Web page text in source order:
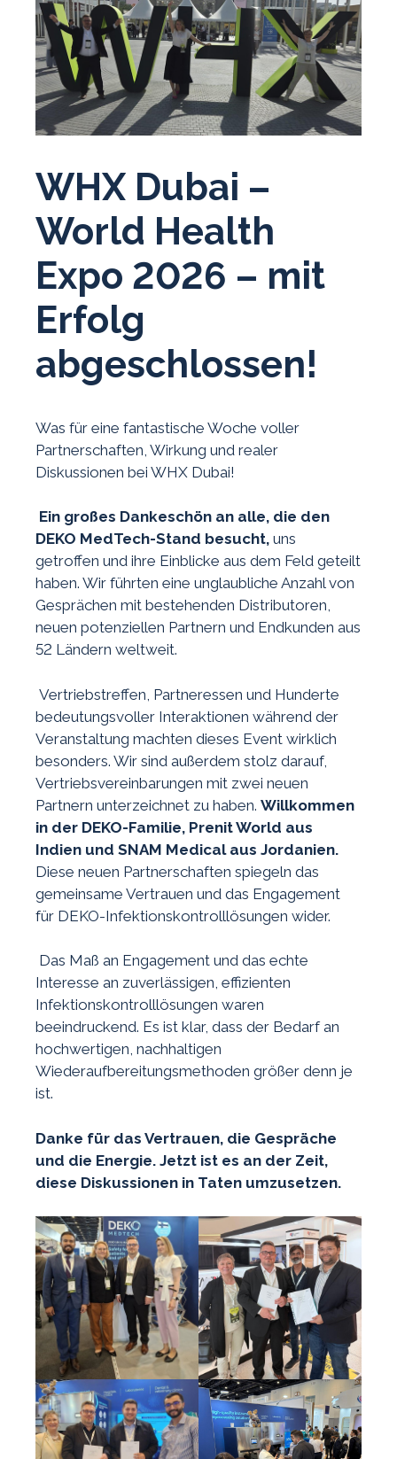
WHX Dubai –
World Health
Expo 2026 – mit
Erfolg
abgeschlossen!
Was für eine fantastische Woche voller
Partnerschaften, Wirkung und realer
Diskussionen bei WHX Dubai!
Ein großes Dankeschön an alle, die den
DEKO MedTech-Stand besucht, uns
getroffen und ihre Einblicke aus dem Feld geteilt
haben. Wir führten eine unglaubliche Anzahl von
Gesprächen mit bestehenden Distributoren,
neuen potenziellen Partnern und Endkunden aus
52 Ländern weltweit.
Vertriebstreffen, Partneressen und Hunderte
bedeutungsvoller Interaktionen während der
Veranstaltung machten dieses Event wirklich
besonders. Wir sind außerdem stolz darauf,
Vertriebsvereinbarungen mit zwei neuen
Partnern unterzeichnet zu haben. Willkommen
in der DEKO-Familie, Prenit World aus
Indien und SNAM Medical aus Jordanien.
Diese neuen Partnerschaften spiegeln das
gemeinsame Vertrauen und das Engagement
für DEKO-Infektionskontrolllösungen wider.
Das Maß an Engagement und das echte
Interesse an zuverlässigen, effizienten
Infektionskontrolllösungen waren
beeindruckend. Es ist klar, dass der Bedarf an
hochwertigen, nachhaltigen
Wiederaufbereitungsmethoden größer denn je
ist.
Danke für das Vertrauen, die Gespräche
und die Energie. Jetzt ist es an der Zeit,
diese Diskussionen in Taten umzusetzen.